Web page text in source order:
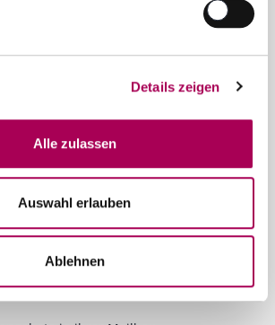
Details zeigen
Alle zulassen
Auswahl erlauben
Ablehnen
30